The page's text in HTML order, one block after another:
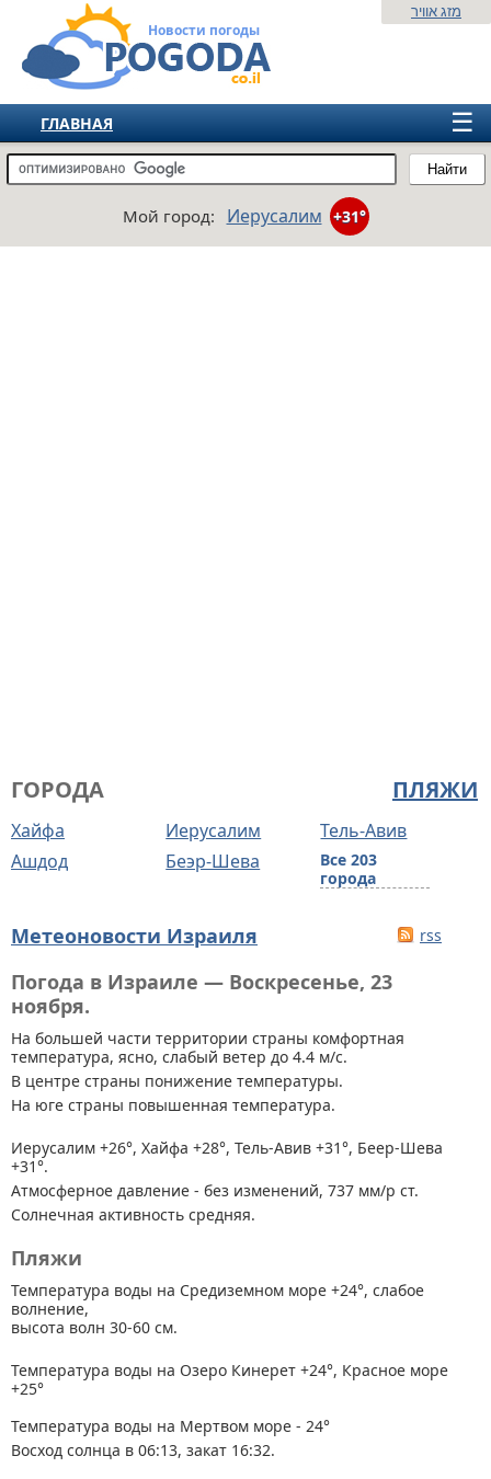
Новости погоды
Найти
מזג אוויר
☰
ГЛАВНАЯ
ИЗРАИЛЬ
ЕВРОПА
Мой город: Иерусалим +31°
ПЛЯЖИ
ГОРОДА
Хайфа Иерусалим
Тель-Авив
Ашдод
Беэр-Шева
Все 203
города
Метеоновости Израиля rss
Погода в Израиле — Воскресенье, 23
ноября.
На большей части территории страны комфортная
температура, ясно, слабый ветер до 4.4 м/с.
В центре страны понижение температуры.
На юге страны повышенная температура.
Иерусалим +26°, Хайфа +28°, Тель-Авив +31°, Беер-Шева
+31°.
Атмосферное давление - без изменений, 737 мм/р ст.
Солнечная активность средняя.
Пляжи
Температура воды на Средиземном море +24°, слабое
волнение,
высота волн 30-60 см.
Температура воды на Озеро Кинерет +24°, Красное море
+25°
Температура воды на Мертвом море - 24°
Восход солнца в 06:13, закат 16:32.